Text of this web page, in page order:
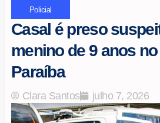
Policial
Casal é preso
menino de 9 anos
Paraíba
Clara Santos julho 7, 2026